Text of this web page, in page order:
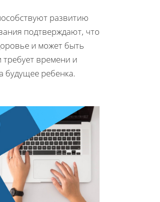
развитию
подтверждают, что
и может быть
требует времени и
будущее ребенка.